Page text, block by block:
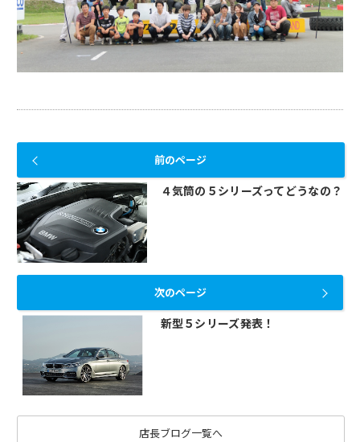
４気筒の５シリーズってどうなの？
前のページ
新型５シリーズ発表！
次のページ
店長ブログ一覧へ